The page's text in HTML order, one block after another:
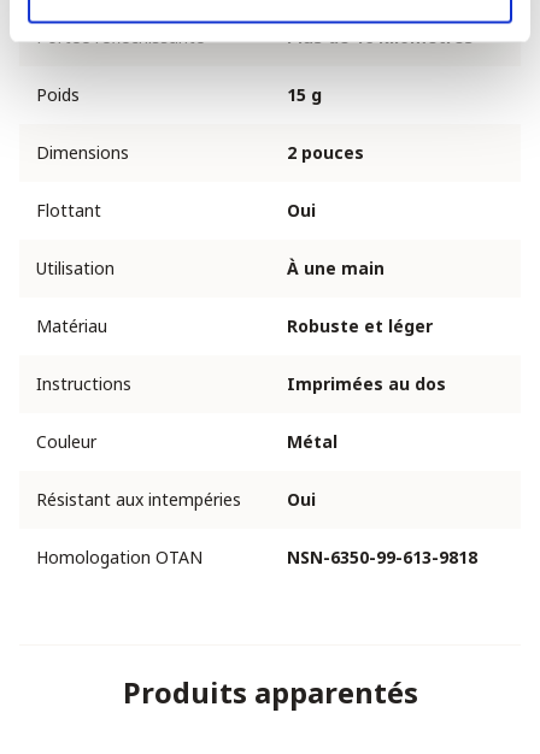
Poids 15 g
Dimensions 2 pouces
Flottant Oui
Utilisation À une main
Matériau Robuste et léger
Instructions Imprimées au dos
Couleur Métal
Résistant aux intempéries Oui
Homologation OTAN NSN-6350-99-613-9818
Produits apparentés